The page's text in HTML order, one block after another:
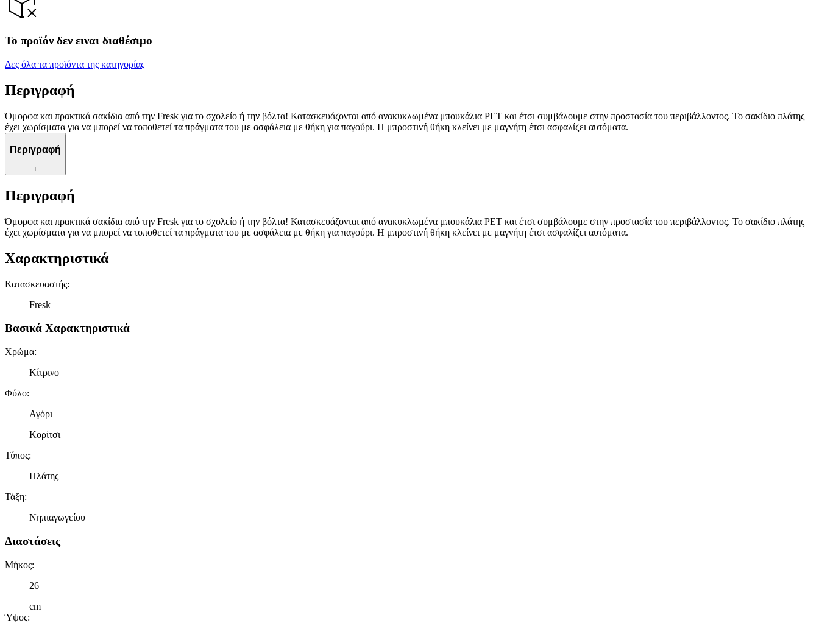
Το προϊόν δεν ειναι διαθέσιμο
Δες όλα τα προϊόντα της κατηγορίας
Περιγραφή
Όμορφα και πρακτικά σακίδια από την Fresk για το σχολείο ή την βόλτα! Κατασκευάζονται από ανακυκλωμένα μπουκάλια PET και έτσι συμβάλουμε στην προστασία του περιβάλλοντος. Το σακίδιο πλάτης
έχει χωρίσματα για να μπορεί να τοποθετεί τα πράγματα του με ασφάλεια με θήκη για παγούρι. Η μπροστινή θήκη κλείνει με μαγνήτη έτσι ασφαλίζει αυτόματα.
Περιγραφή
+
Περιγραφή
Όμορφα και πρακτικά σακίδια από την Fresk για το σχολείο ή την βόλτα! Κατασκευάζονται από ανακυκλωμένα μπουκάλια PET και έτσι συμβάλουμε στην προστασία του περιβάλλοντος. Το σακίδιο πλάτης
έχει χωρίσματα για να μπορεί να τοποθετεί τα πράγματα του με ασφάλεια με θήκη για παγούρι. Η μπροστινή θήκη κλείνει με μαγνήτη έτσι ασφαλίζει αυτόματα.
Χαρακτηριστικά
Κατασκευαστής:
Fresk
Βασικά Χαρακτηριστικά
Χρώμα:
Κίτρινο
Φύλο:
Αγόρι
Κορίτσι
Τύπος:
Πλάτης
Τάξη:
Νηπιαγωγείου
Διαστάσεις
Μήκος:
26
cm
Ύψος: